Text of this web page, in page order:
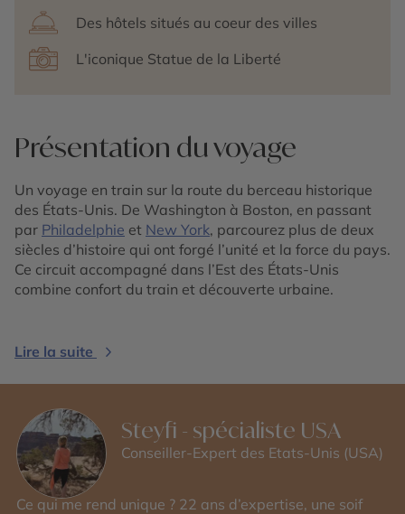
Des hôtels situés au coeur des villes
L'iconique Statue de la Liberté
Présentation du voyage
Un voyage en train sur la route du berceau historique
des États-Unis. De Washington à Boston, en passant
par Philadelphie et New York, parcourez plus de deux
siècles d’histoire qui ont forgé l’unité et la force du pays.
Ce circuit accompagné dans l’Est des États-Unis
combine confort du train et découverte urbaine.
Lire la suite
Steyfi - spécialiste USA
Conseiller-Expert des Etats-Unis (USA)
Ce qui me rend unique ? 22 ans d’expertise, une soif